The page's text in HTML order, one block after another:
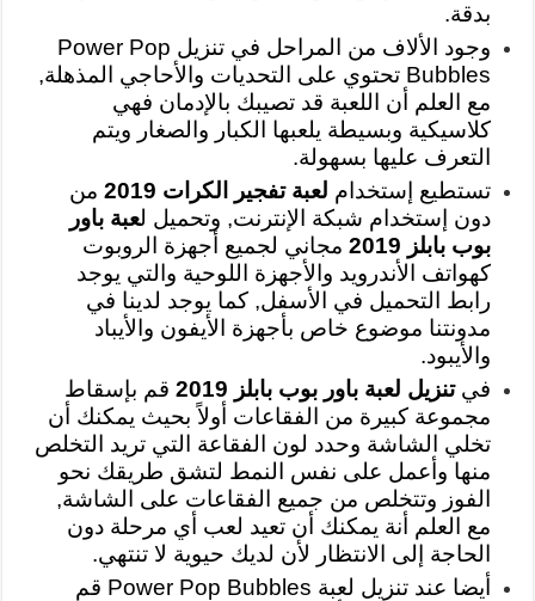
بدقة.
وجود الألاف من المراحل في تنزيل Power Pop
Bubbles تحتوي على التحديات والأحاجي المذهلة,
مع العلم أن اللعبة قد تصيبك بالإدمان فهي
كلاسيكية وبسيطة يلعبها الكبار والصغار ويتم
التعرف عليها بسهولة.
تستطيع إستخدام لعبة تفجير الكرات 2019
من
دون إستخدام شبكة الإنترنت, وتحميل لعبة باور
بوب بابلز 2019
مجاني لجميع أجهزة الروبوت
كهواتف الأندرويد والأجهزة اللوحية والتي يوجد
رابط التحميل في الأسفل, كما يوجد لدينا في
مدونتنا موضوع خاص بأجهزة الأيفون والأيباد
والأيبود.
فيتنزيل لعبة باور بوب بابلز 2019
قم بإسقاط
مجموعة كبيرة من الفقاعات أولاً بحيث يمكنك أن
تخلي الشاشة وحدد لون الفقاعة التي تريد التخلص
منها وأعمل على نفس النمط لتشق طريقك نحو
الفوز وتتخلص من جميع الفقاعات على الشاشة,
مع العلم أنة يمكنك أن تعيد لعب أي مرحلة دون
الحاجة إلى الانتظار لأن لديك حيوية لا تنتهي.
أيضا عند تنزيل لعبة Power Pop Bubbles قم